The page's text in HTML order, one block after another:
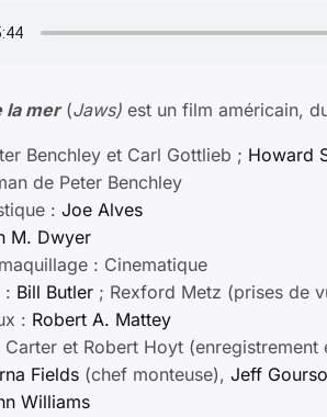
la mer(Jaws) est un film américain,
Benchley et Carl Gottlieb ; Howard
de Peter Benchley
: Joe Alves
M. Dwyer
: Cinematique
: Bill Butler ; Rexford Metz (prises de
: Robert A. Mattey
Carter et Robert Hoyt
Fields (chef monteuse), Jeff
Williams